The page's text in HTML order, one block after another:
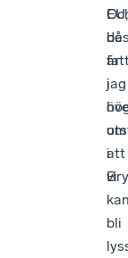
EU,
då
är
jag
om
att
vi
bli
i
i